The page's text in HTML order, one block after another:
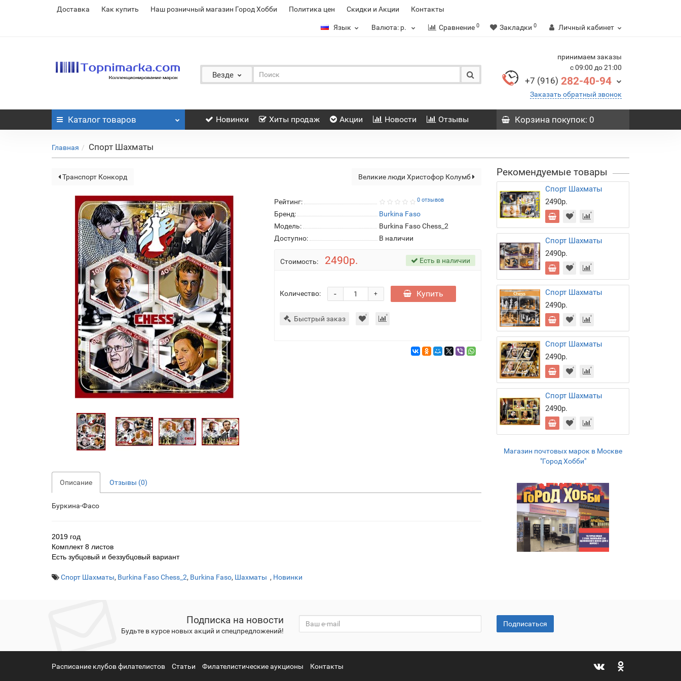
Доставка Как купить Наш розничный магазин Город Хобби Политика цен Скидки и Акции Контакты
Язык Валюта: р. Сравнение 0 Закладки 0 Личный кабинет
Везде
принимаем заказы
с 09:00 до 21:00
+7 (916) 282-40-94
Заказать обратный звонок
Каталог товаров Новинки Хиты продаж Акции Новости Отзывы Корзинапокупок: 0
Главная Спорт Шахматы
Транспорт Конкорд Великие люди Христофор Колумб
Рейтинг: 0 отзывов
Бренд:
Burkina Faso
Модель:
Burkina Faso Chess_2
Доступно:
В наличии
Стоимость: 2490р. Есть в наличии
Количество: +
- Купить
Быстрый заказ
Описание Отзывы (0)
Буркина-Фасо
2019 год
Комплект 8 листов
Есть зубцовый и беззубцовый вариант
Спорт Шахматы, Burkina Faso Chess_2, Burkina Faso, Шахматы , Новинки
Рекомендуемые товары
Спорт Шахматы
2490р.
Спорт Шахматы
2490р.
Спорт Шахматы
2490р.
Спорт Шахматы
2490р.
Спорт Шахматы
2490р.
Магазин почтовых марок в Москве
"Город Хобби"
Подписка на новости
Будьте в курсе новых акций и спецпредложений!
Подписаться
Расписание клубов филателистов Статьи Филателистические аукционы Контакты